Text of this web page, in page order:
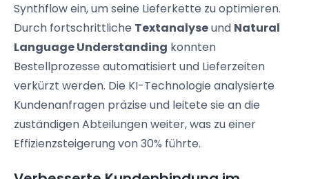
Synthflow ein, um seine Lieferkette zu optimieren.
Durch fortschrittliche Textanalyseund Natural
Language Understanding konnten
Bestellprozesse automatisiert und Lieferzeiten
verkürzt werden. Die KI-Technologie analysierte
Kundenanfragen präzise und leitete sie an die
zuständigen Abteilungen weiter, was zu einer
Effizienzsteigerung von 30% führte.